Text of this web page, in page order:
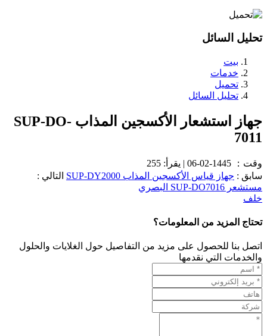
تحليل السائل
بيت
خدمات
تحميل
تحليل السائل
جهاز استشعار الأكسجين المذاب SUP-DO-
7011
وقت： 1445-02-06
| يقرأ: 255
سابق : جهاز قياس الأكسجين المذاب SUP-DY2000
التالي :
مستشعر SUP-DO7016 البصري
خلف
تحتاج المزيد من المعلومات؟
اتصل بنا للحصول على مزيد من التفاصيل حول الغلايات والحلول
والخدمات التي نقدمها